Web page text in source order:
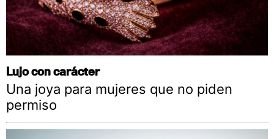
Lujo con carácter
Una joya para mujeres que no piden
permiso